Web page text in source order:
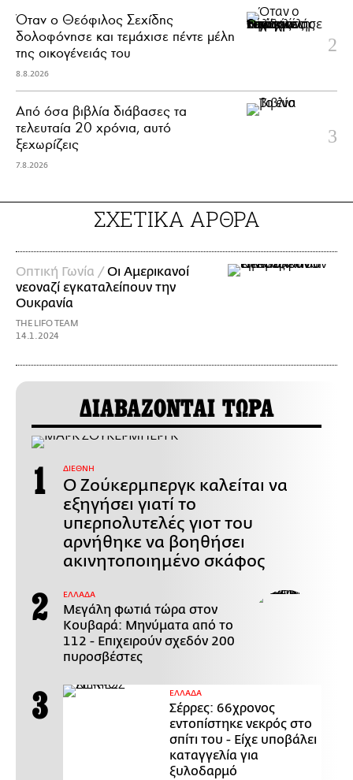
Όταν ο Θεόφιλος Σεχίδης
δολοφόνησε και τεμάχισε πέντε μέλη
της οικογένειάς του
8.8.2026
Από όσα βιβλία διάβασες τα
τελευταία 20 χρόνια, αυτό
ξεχωρίζεις
7.8.2026
ΣΧΕΤΙΚΑ ΑΡΘΡΑ
Οπτική Γωνία /Οι Αμερικανοί
νεοναζί εγκαταλείπουν την
Ουκρανία
THE LIFO TEAM
14.1.2024
ΔΙΑΒΑΖΟΝΤΑΙ ΤΩΡΑ
ΔΙΕΘΝΗ
Ο Ζούκερμπεργκ καλείται να
εξηγήσει γιατί το
υπερπολυτελές γιοτ του
αρνήθηκε να βοηθήσει
ακινητοποιημένο σκάφος
ΕΛΛΑΔΑ
Μεγάλη φωτιά τώρα στον
Κουβαρά: Μηνύματα από το
112 - Επιχειρούν σχεδόν 200
πυροσβέστες
ΕΛΛΑΔΑ
Σέρρες: 66χρονος
εντοπίστηκε νεκρός στο
σπίτι του - Είχε υποβάλει
καταγγελία για
ξυλοδαρμό